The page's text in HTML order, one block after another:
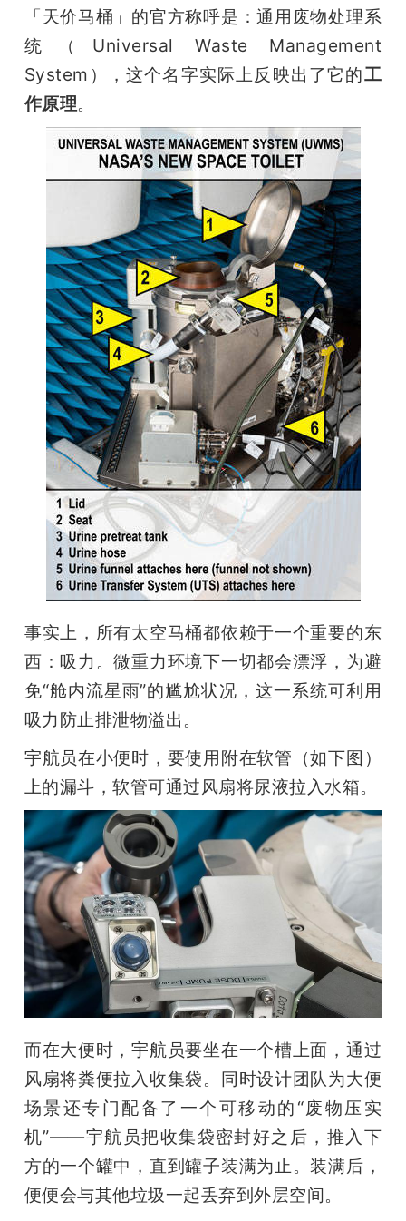
「天价马桶」的官方称呼是：通用废物处理系
统（Universal Waste Management
System），这个名字实际上反映出了它的工
作原理。
事实上，所有太空马桶都依赖于一个重要的东
西：吸力。微重力环境下一切都会漂浮，为避
免“舱内流星雨”的尴尬状况，这一系统可利用
吸力防止排泄物溢出。
宇航员在小便时，要使用附在软管（如下图）
上的漏斗，软管可通过风扇将尿液拉入水箱。
而在大便时，宇航员要坐在一个槽上面，通过
风扇将粪便拉入收集袋。同时设计团队为大便
场景还专门配备了一个可移动的“废物压实
机”——宇航员把收集袋密封好之后，推入下
方的一个罐中，直到罐子装满为止。装满后，
便便会与其他垃圾一起丢弃到外层空间。